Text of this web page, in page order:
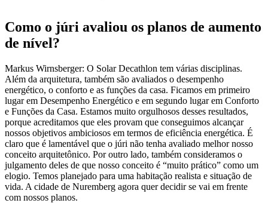
Como o júri avaliou os planos de aumento
de nível?
Markus Wirnsberger: O Solar Decathlon tem várias disciplinas.
Além da arquitetura, também são avaliados o desempenho
energético, o conforto e as funções da casa. Ficamos em primeiro
lugar em Desempenho Energético e em segundo lugar em Conforto
e Funções da Casa. Estamos muito orgulhosos desses resultados,
porque acreditamos que eles provam que conseguimos alcançar
nossos objetivos ambiciosos em termos de eficiência energética. É
claro que é lamentável que o júri não tenha avaliado melhor nosso
conceito arquitetônico. Por outro lado, também consideramos o
julgamento deles de que nosso conceito é “muito prático” como um
elogio. Temos planejado para uma habitação realista e situação de
vida. A cidade de Nuremberg agora quer decidir se vai em frente
com nossos planos.